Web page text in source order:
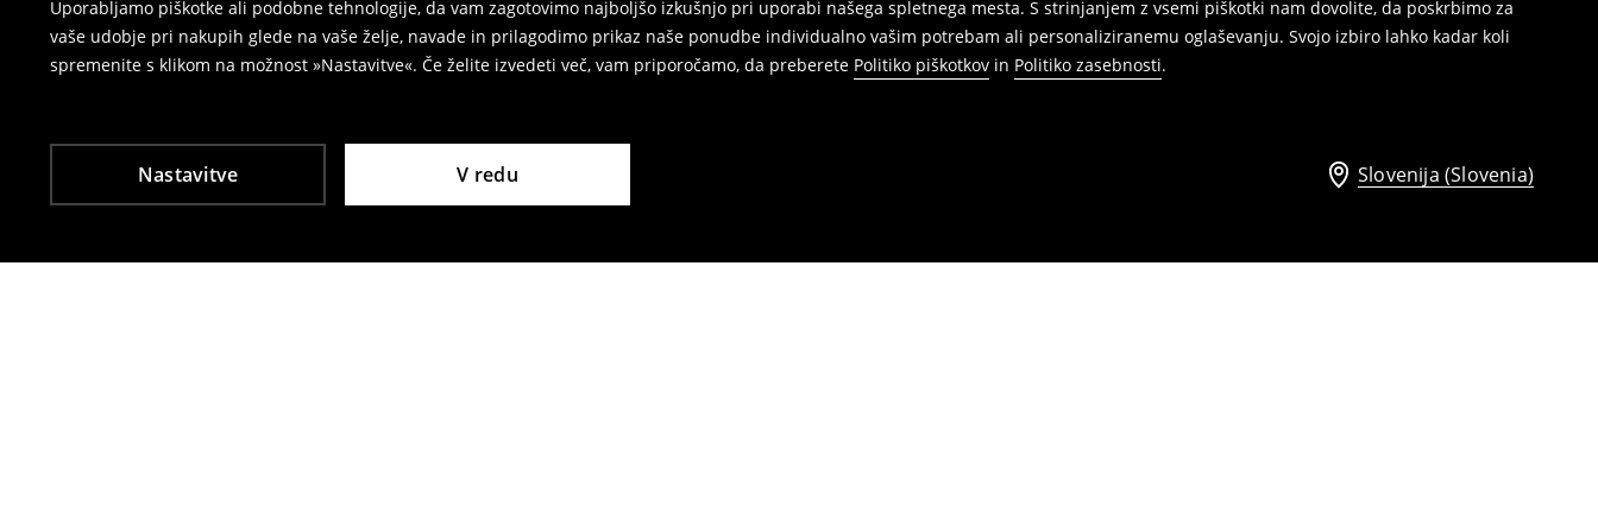
Uporabljamo piškotke ali podobne tehnologije, da vam zagotovimo najboljšo izkušnjo pri uporabi našega spletnega mesta. S strinjanjem z vsemi piškotki nam dovolite, da poskrbimo za
vaše udobje pri nakupih glede na vaše želje, navade in prilagodimo prikaz naše ponudbe individualno vašim potrebam ali personaliziranemu oglaševanju. Svojo izbiro lahko kadar koli
spremenite s klikom na možnost »Nastavitve«. Če želite izvedeti več, vam priporočamo, da preberete Politiko piškotkov in Politiko zasebnosti.
Nastavitve V redu Slovenija (Slovenia)